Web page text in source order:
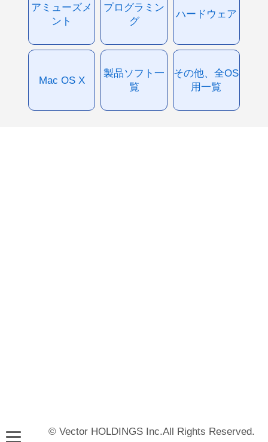
アミューズメ
ント
プログラミン
グ
ハードウェア
Mac OS X
製品ソフト一
覧
その他、全OS
用一覧
© Vector HOLDINGS Inc.All Rights Reserved.